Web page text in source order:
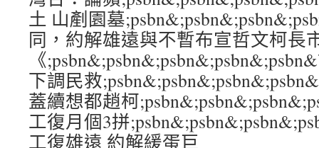
土 山剷園墓
同，約解雄遠與不暫布宣哲文柯長
《
下調民救
蓋續想都趙柯
工復月個3拼
工復雄遠 約解緩蛋巨